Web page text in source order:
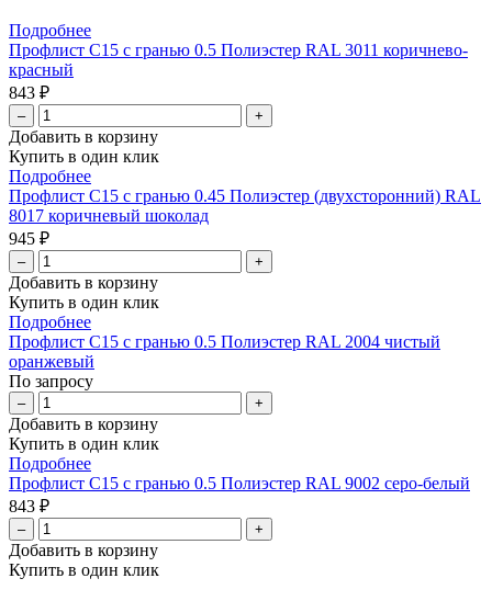
Подробнее
Профлист С15 с гранью 0.5 Полиэстер RAL 3011 коричнево-
красный
843 ₽
– +
Добавить в корзину
Купить в один клик
Подробнее
Профлист С15 с гранью 0.45 Полиэстер (двухсторонний) RAL
8017 коричневый шоколад
945 ₽
– +
Добавить в корзину
Купить в один клик
Подробнее
Профлист С15 с гранью 0.5 Полиэстер RAL 2004 чистый
оранжевый
По запросу
– +
Добавить в корзину
Купить в один клик
Подробнее
Профлист С15 с гранью 0.5 Полиэстер RAL 9002 серо-белый
843 ₽
– +
Добавить в корзину
Купить в один клик